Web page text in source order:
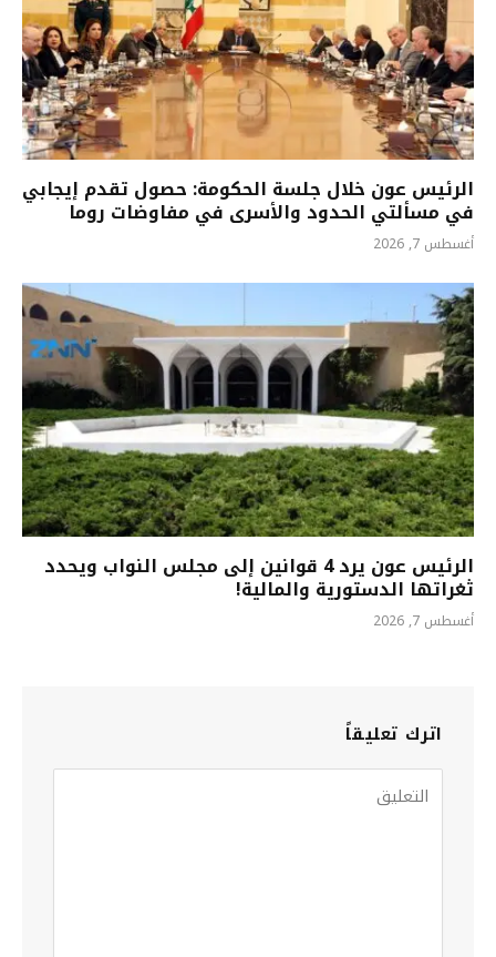
الرئيس عون خلال جلسة الحكومة: حصول تقدم إيجابي
في مسألتي الحدود والأسرى في مفاوضات روما
أغسطس 7, 2026
الرئيس عون يرد 4 قوانين إلى مجلس النواب ويحدد
ثغراتها الدستورية والمالية!
أغسطس 7, 2026
اترك تعليقاً